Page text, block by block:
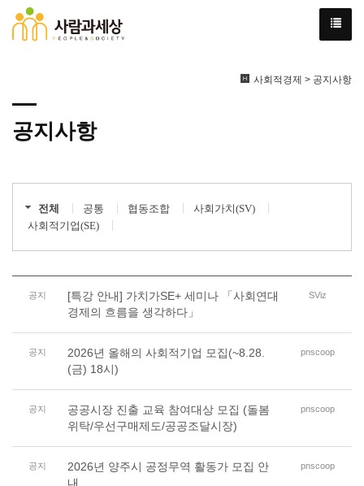
사회적경제 > 공지사항
공지사항
전체 공통 협동조합
사회가치(SV)
사회적기업(SE)
공지
[특강 안내] 가치가SE+ 세미나 「사회연대
경제의 흐름을 생각하다」
SViz
공지
2026년 올해의 사회적기업 모집(~8.28.
(금) 18시)
pnscoop
공지
공공시장 진출 교육 참여대상 모집 (돌봄
위탁/우선구매제도/공공조달시장)
pnscoop
공지
2026년 양주시 공정무역 활동가 모집 안
내
pnscoop